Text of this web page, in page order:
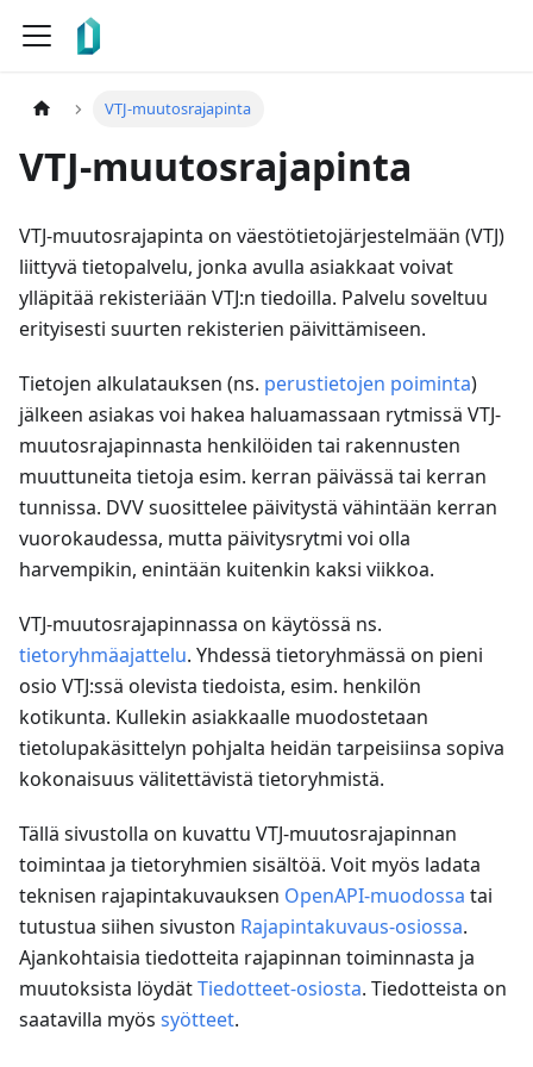
VTJ-muutosrajapinta
VTJ-muutosrajapinta
VTJ-muutosrajapinta on väestötietojärjestelmään (VTJ)
liittyvä tietopalvelu, jonka avulla asiakkaat voivat
ylläpitää rekisteriään VTJ:n tiedoilla. Palvelu soveltuu
erityisesti suurten rekisterien päivittämiseen.
Tietojen alkulatauksen (ns. perustietojen poiminta)
jälkeen asiakas voi hakea haluamassaan rytmissä VTJ-
muutosrajapinnasta henkilöiden tai rakennusten
muuttuneita tietoja esim. kerran päivässä tai kerran
tunnissa. DVV suosittelee päivitystä vähintään kerran
vuorokaudessa, mutta päivitysrytmi voi olla
harvempikin, enintään kuitenkin kaksi viikkoa.
VTJ-muutosrajapinnassa on käytössä ns.
tietoryhmäajattelu. Yhdessä tietoryhmässä on pieni
osio VTJ:ssä olevista tiedoista, esim. henkilön
kotikunta. Kullekin asiakkaalle muodostetaan
tietolupakäsittelyn pohjalta heidän tarpeisiinsa sopiva
kokonaisuus välitettävistä tietoryhmistä.
Tällä sivustolla on kuvattu VTJ-muutosrajapinnan
toimintaa ja tietoryhmien sisältöä. Voit myös ladata
teknisen rajapintakuvauksen OpenAPI-muodossa tai
tutustua siihen sivuston Rajapintakuvaus-osiossa.
Ajankohtaisia tiedotteita rajapinnan toiminnasta ja
muutoksista löydätTiedotteet-osiosta. Tiedotteista on
saatavilla myös syötteet.